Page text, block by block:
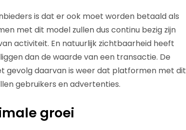
is dat er ook moet worden betaald als
met dit model zullen dus continu bezig zijn
activiteit. En natuurlijk zichtbaarheid heeft
dan de waarde van een transactie. De
gevolg daarvan is weer dat platformen met dit
gebruikers en advertenties.
groei